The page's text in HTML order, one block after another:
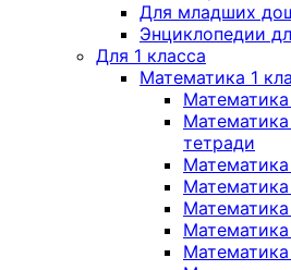
Для младших
Энциклопедии
Для 1 класса
Математика 1
Математика
тетради
Математика
Математика